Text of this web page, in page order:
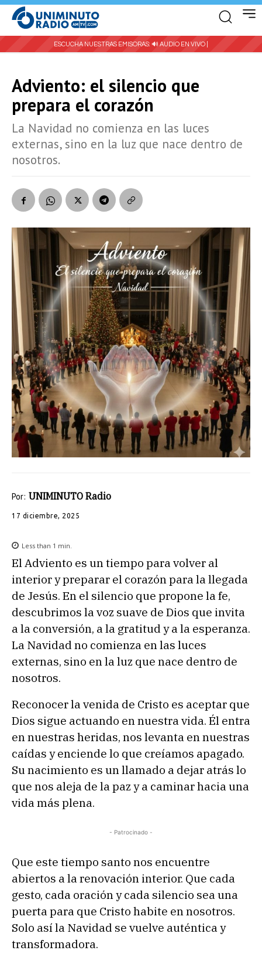
ESCUCHA NUESTRAS EMISORAS: 🔊 AUDIO EN VIVO |
Adviento: el silencio que
prepara el corazón
La Navidad no comienza en las luces
externas, sino en la luz que nace dentro de
nosotros.
Por: UNIMINUTO Radio
17 diciembre, 2025
Less than 1 min.
El Adviento es un tiempo para volver al
interior y preparar el corazón para la llegada
de Jesús. En el silencio que propone la fe,
descubrimos la voz suave de Dios que invita
a la conversión, a la gratitud y a la esperanza.
La Navidad no comienza en las luces
externas, sino en la luz que nace dentro de
nosotros.
Reconocer la venida de Cristo es aceptar que
Dios sigue actuando en nuestra vida. Él entra
en nuestras heridas, nos levanta en nuestras
caídas y enciende lo que creíamos apagado.
Su nacimiento es un llamado a dejar atrás lo
que nos aleja de la paz y a caminar hacia una
vida más plena.
- Patrocinado -
Que este tiempo santo nos encuentre
abiertos a la renovación interior. Que cada
gesto, cada oración y cada silencio sea una
puerta para que Cristo habite en nosotros.
Solo así la Navidad se vuelve auténtica y
transformadora.